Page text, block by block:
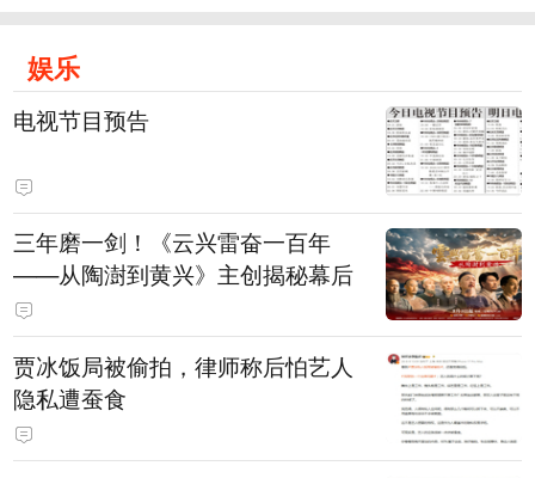
娱乐
电视节目预告
三年磨一剑！《云兴雷奋一百年
——从陶澍到黄兴》主创揭秘幕后
贾冰饭局被偷拍，律师称后怕艺人
隐私遭蚕食